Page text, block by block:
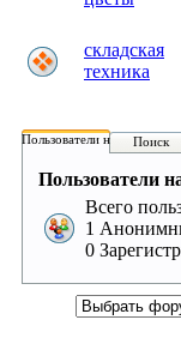
складская
техника
Пользователи на форуме:
Поиск
Пользователи
Всего
1
0